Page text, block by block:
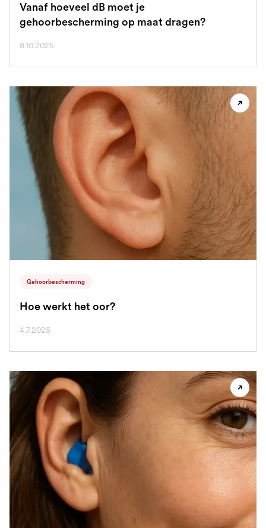
Vanaf hoeveel dB moet je
gehoorbescherming op maat dragen?
8.10.2025
Gehoorbescherming
Hoe werkt het oor?
4.7.2025